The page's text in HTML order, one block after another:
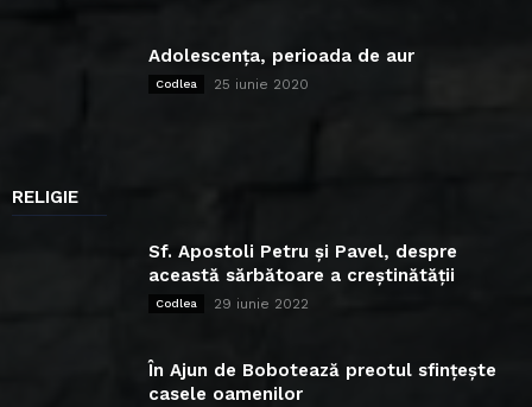
Adolescența, perioada de aur
Codlea 25 iunie 2020
RELIGIE
Sf. Apostoli Petru și Pavel, despre
această sărbătoare a creștinătății
Codlea 29 iunie 2022
În Ajun de Bobotează preotul sfințește
casele oamenilor